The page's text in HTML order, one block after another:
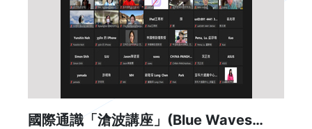
國際通識「滄波講座」(Blue Waves